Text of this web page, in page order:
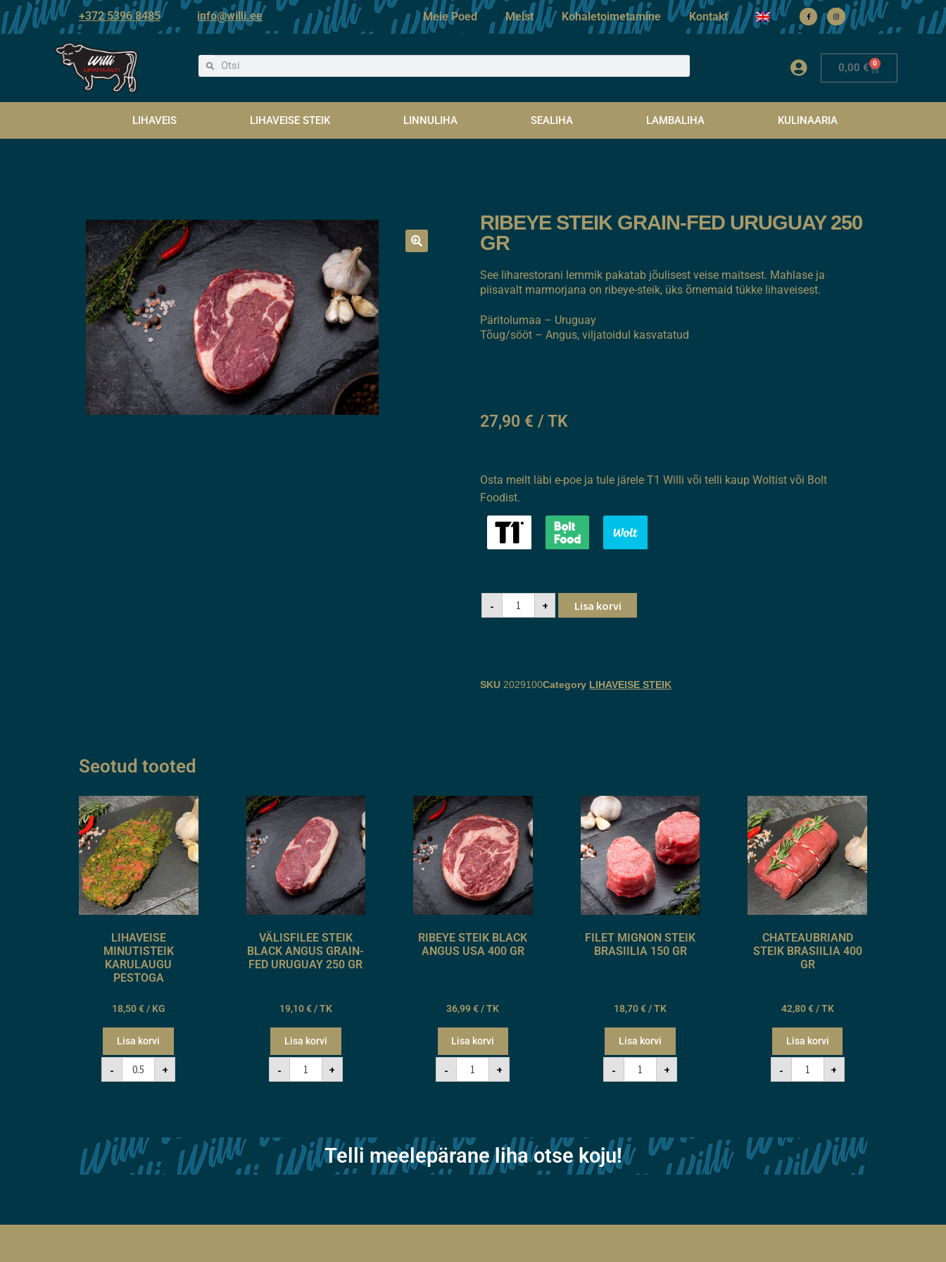
+372 5396 8485 info@willi.ee Meie Poed Meist Kohaletoimetamine Kontakt
0,00€ 0
LIHAVEIS LIHAVEISE STEIK LINNULIHA SEALIHA LAMBALIHA KULINAARIA
RIBEYE STEIK GRAIN-FED URUGUAY 250
GR
See liharestorani lemmik pakatab jõulisest veise maitsest. Mahlase ja
piisavalt marmorjana on ribeye-steik, üks õrnemaid tükke lihaveisest.
Päritolumaa – Uruguay
Tõug/sööt – Angus, viljatoidul kasvatatud
27,90 € / TK
Osta meilt läbi e-poe ja tule järele T1 Willi või telli kaup Woltist või Bolt
Foodist.
- + Lisa korvi
SKU 2029100Category LIHAVEISE STEIK
Seotud tooted
LIHAVEISE
MINUTISTEIK
KARULAUGU
PESTOGA
18,50€ / KG
Lisa korvi
- +
VÄLISFILEE STEIK
BLACK ANGUS GRAIN-
FED URUGUAY 250 GR
19,10€/ TK
Lisa korvi
- +
RIBEYE STEIK BLACK
ANGUS USA 400 GR
36,99€ / TK
Lisa korvi
- +
FILET MIGNON STEIK
BRASIILIA 150 GR
18,70€/ TK
Lisa korvi
- +
CHATEAUBRIAND
STEIK BRASIILIA 400
GR
42,80€ / TK
Lisa korvi
- +
Telli meelepärane liha otse koju!